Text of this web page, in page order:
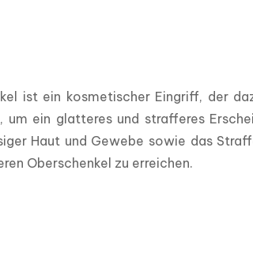
ist ein kosmetischer Eingriff, der
ein glatteres und strafferes
Haut und Gewebe sowie das
Oberschenkel zu erreichen.